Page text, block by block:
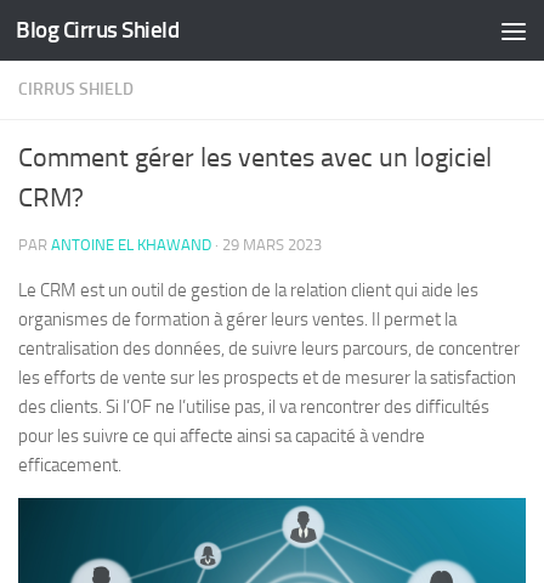
Skip to content
Blog Cirrus Shield
CIRRUS SHIELD
Comment gérer les ventes avec un logiciel
CRM?
PAR ANTOINE EL KHAWAND · 29 MARS 2023
Le CRM est un outil de gestion de la relation client qui aide les
organismes de formation à gérer leurs ventes. Il permet la
centralisation des données, de suivre leurs parcours, de concentrer
les efforts de vente sur les prospects et de mesurer la satisfaction
des clients. Si l’OF ne l’utilise pas, il va rencontrer des difficultés
pour les suivre ce qui affecte ainsi sa capacité à vendre
efficacement.